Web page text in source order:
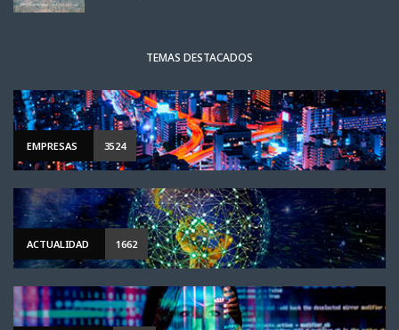
TEMAS DESTACADOS
EMPRESAS 3524
ACTUALIDAD 1662